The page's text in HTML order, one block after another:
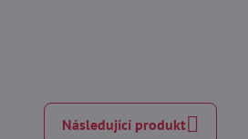
Následující produkt